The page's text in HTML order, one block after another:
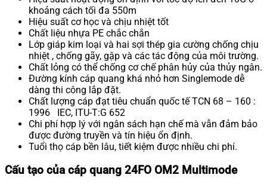
khoảng cách tối đa 550m
Hiệu suất cơ học và chịu nhiệt tốt
Chất liệu nhựa PE chắc chắn
Lớp giáp kim loại và hai sợi thép gia cường chống chịu
nhiệt , chống gãy, gập và các tác động của môi trường.
Chất lỏng có thể chống cơ chế phân hủy của thủy ngân.
Đường kính cáp quang khá nhỏ hơn Singlemode dễ
dàng thi công lắp đặt.
Chất lượng cáp đạt tiêu chuẩn quốc tế TCN 68 – 160 :
1996 IEC, ITU-T:G 652
Chi phí hợp lý với ngân sách hạn chế mà vẫn đảm bảo
được đường truyền và tín hiệu ổn định.
Tuổi thọ cáp bền lâu, tiết kiệm được nhiều chi phí.
Cấu tạo của cáp quang 24FO OM2 Multimode